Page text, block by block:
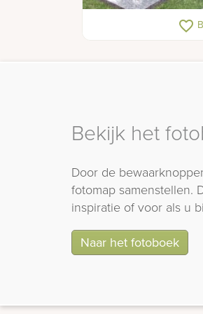
Grafmonument metfavorite_border
Bekijk het
Door de
fotomap samenstellen.
inspiratie of voor als u
Naar het fotoboek